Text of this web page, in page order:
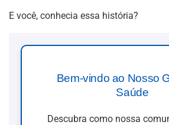
E você, conhecia essa história?
Bem-vindo ao Nosso
Saúde
Descubra como nossa